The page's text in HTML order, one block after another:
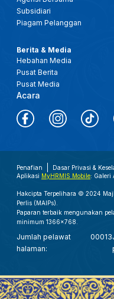
Subsidiari
Piagam Pelanggan
Berita & Media
Hebahan Media
Pusat Berita
Pusat Media
Acara
Penafian Dasar Privasi &
Aplikasi MyHRMIS Mobile: Galeri
Hakcipta Terpelihara © 2024
Perlis (MAIPs).
Paparan terbaik mengunakan
minimum 1366x768.
Jumlah pelawat
halaman:
00013